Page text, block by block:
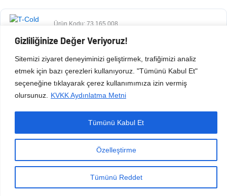
Gizliliğinize Değer Veriyoruz!
Sitemizi ziyaret deneyiminizi geliştirmek, trafiğimizi analiz
etmek için bazı çerezleri kullanıyoruz. "Tümünü Kabul Et"
seçeneğine tıklayarak çerez kullanımımıza izin vermiş
olursunuz.
KVKK Aydınlatma Metni
Özelleştirme
Tümünü Reddet
Tümünü Kabul Et
Ürün Kodu: 73.165.008
Copyright © 2026 Esen Isıtma Soğutma İnşaat Ltd Şti | Tüm Hakları Saklıdır.